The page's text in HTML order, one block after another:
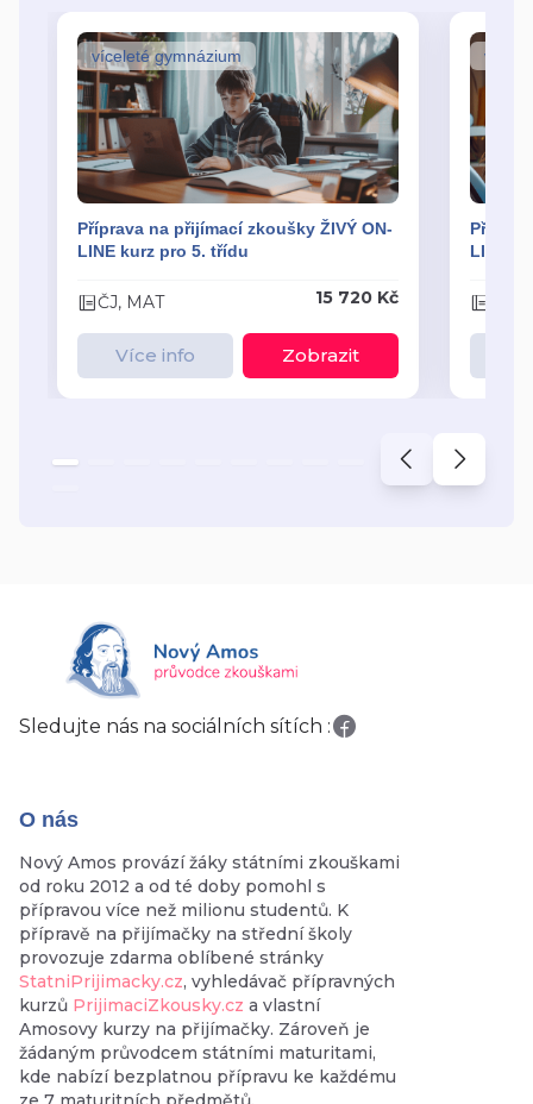
víceleté gymnázium
Příprava na přijímací zkoušky ŽIVÝ ON-
LINE kurz pro 5. třídu
ČJ, MAT 15 720 Kč
Více info Zobrazit
LINE
Sledujte nás na sociálních sítích :
O nás
Nový Amos provází žáky státními zkouškami
od roku 2012 a od té doby pomohl s
přípravou více než milionu studentů. K
přípravě na přijímačky na střední školy
provozuje zdarma oblíbené stránky
StatniPrijimacky.cz, vyhledávač přípravných
kurzů PrijimaciZkousky.cz a vlastní
Amosovy kurzy na přijímačky. Zároveň je
žádaným průvodcem státními maturitami,
kde nabízí bezplatnou přípravu ke každému